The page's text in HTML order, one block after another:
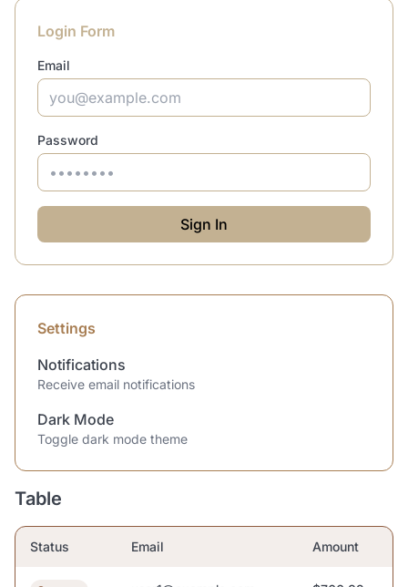
Login Form
Email
Password
Sign In
Settings
Notifications
Receive email notifications
Dark Mode
Toggle dark mode theme
Table
Status Email Amount